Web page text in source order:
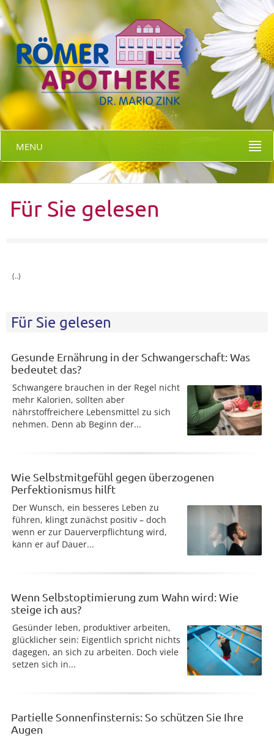
MENU
Für Sie gelesen
(..)
Für Sie gelesen
Gesunde Ernährung in der Schwangerschaft: Was
bedeutet das?
Schwangere brauchen in der Regel nicht
mehr Kalorien, sollten aber
nährstoffreichere Lebensmittel zu sich
nehmen. Denn ab Beginn der...
Wie Selbstmitgefühl gegen überzogenen
Perfektionismus hilft
Der Wunsch, ein besseres Leben zu
führen, klingt zunächst positiv – doch
wenn er zur Dauerverpflichtung wird,
kann er auf Dauer...
Wenn Selbstoptimierung zum Wahn wird: Wie
steige ich aus?
Gesünder leben, produktiver arbeiten,
glücklicher sein: Eigentlich spricht nichts
dagegen, an sich zu arbeiten. Doch viele
setzen sich in...
Partielle Sonnenfinsternis: So schützen Sie Ihre
Augen